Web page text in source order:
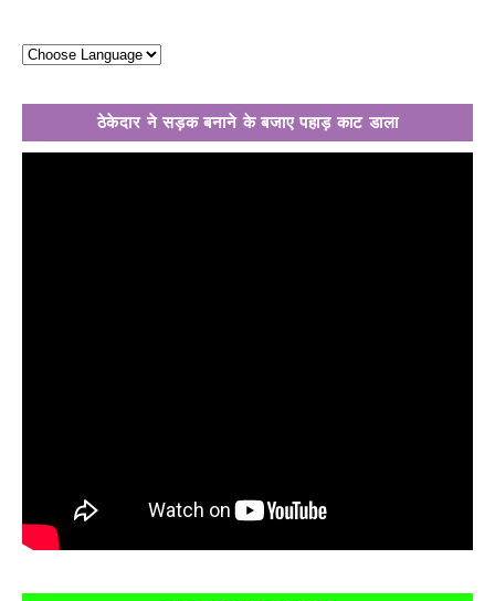
ठेकेदार ने सड़क बनाने के बजाए पहाड़ काट डाला